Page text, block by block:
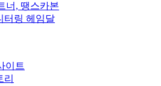
너, 땡스카본
터링 헤임달
이트
리